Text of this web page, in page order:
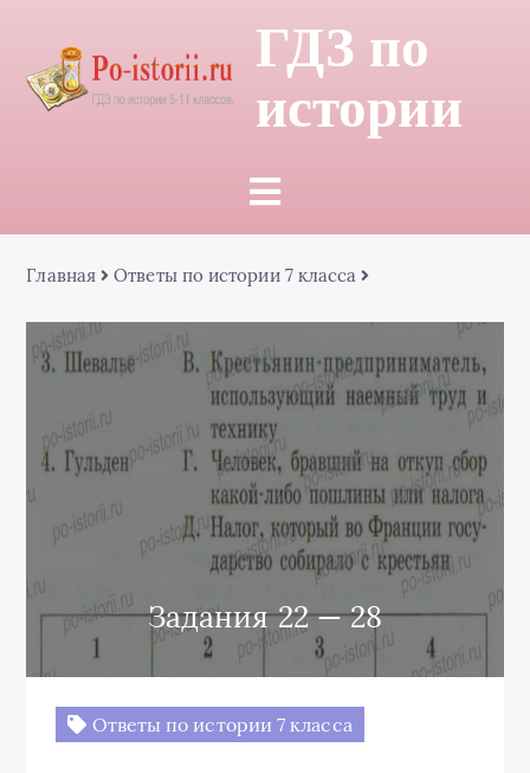
ГДЗ по
истории
Главная Ответы по истории 7 класса
Задания 22 — 28
Ответы по истории 7 класса